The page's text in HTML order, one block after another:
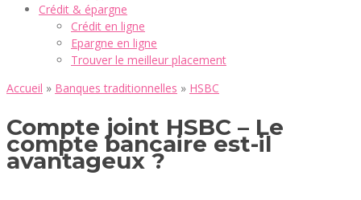
Crédit & épargne
Crédit en ligne
Epargne en ligne
Trouver le meilleur placement
Accueil » Banques traditionnelles » HSBC
Compte joint HSBC – Le
compte bancaire est-il
avantageux ?